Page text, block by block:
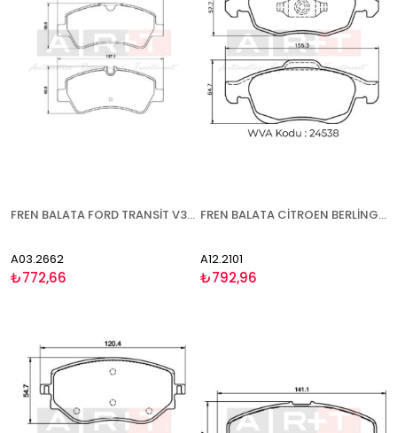
FREN BALATA FORD TRANSİT V363 (14-) TOURNEO CONNECT (14-) TOURNEO CUSTOM (12-18)(18-) - İKAZ KABLOLU ARKA
A03.2662
₺772,66
FREN BALATA CİTROEN BERLİNGO (96-11) C4 GRAND PİCASSO (06-13) C4 (06-11)(11-13)(13-) DS4 (11-15)(15-) DS5 (11-15) PEUGEOT 5008 (09-16)(17-) PARTNER TEPEE (96-15) - ÖN
A12.2101
₺792,96